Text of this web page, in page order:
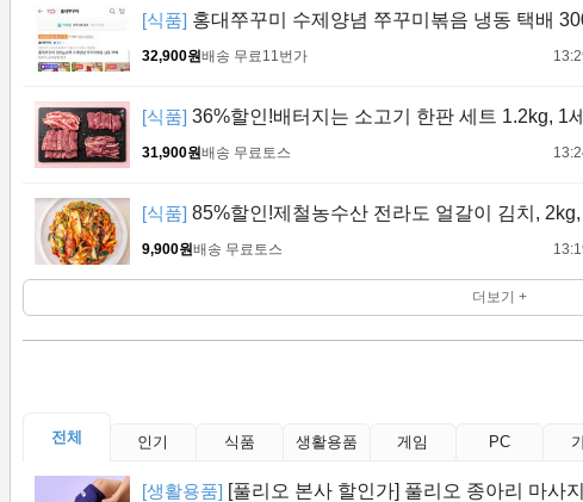
[식품] 홍대쭈꾸미 수제양념 쭈꾸미볶음 냉동 택배
32,900원배송 무료 11번가
[식품] 36%할인!배터지는 소고기 한판 세트 1.2kg, 1
31,900원배송 무료 토스
[식품] 85%할인!제철농수산 전라도 얼갈이 김치, 2kg,
9,900원배송 무료 토스
더보기 +
전체 인기 식품 생활용품 게임 PC
[생활용품] [풀리오 본사 할인가] 풀리오 종아리 마사